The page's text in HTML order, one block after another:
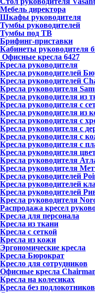
Мебель директора
Шкафы руководителя
Тумбы руководителей
Тумбы под ТВ
Брифинг-приставки
Кабинеты руководителя
Офисные кресла 6427
Кресла руководителя
Кресла руководителей
Кресла руководителей
Кресла руководителя
Кресла руководителя из
Кресла руководителя с
Кресла руководителя из
Кресла руководителя с
Кресла руководителя с
Кресла руководителя с
Кресла руководителя с
Кресла руководителя
Кресла руководителя
Кресла рyководителя
Кресла руководителей
Кресла руководителей
Кресла руководителей
Кресла руководителя
Распродажа кресел
Кресла для персонала
Кресла из ткани
Кресла с сеткой
Кресла из кожи
Эргономические кресла
Кресла Бюрократ
Кресло для сотрудников
Офисные кресла
Кресла на колесиках
Кресла без подлокотников